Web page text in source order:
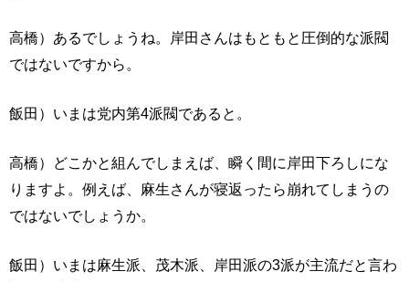
高橋）あるでしょうね。岸田さんはもともと圧倒的な派閥
ではないですから。
飯田）いまは党内第4派閥であると。
高橋）どこかと組んでしまえば、瞬く間に岸田下ろしにな
りますよ。例えば、麻生さんが寝返ったら崩れてしまうの
ではないでしょうか。
飯田）いまは麻生派、茂木派、岸田派の3派が主流だと言わ